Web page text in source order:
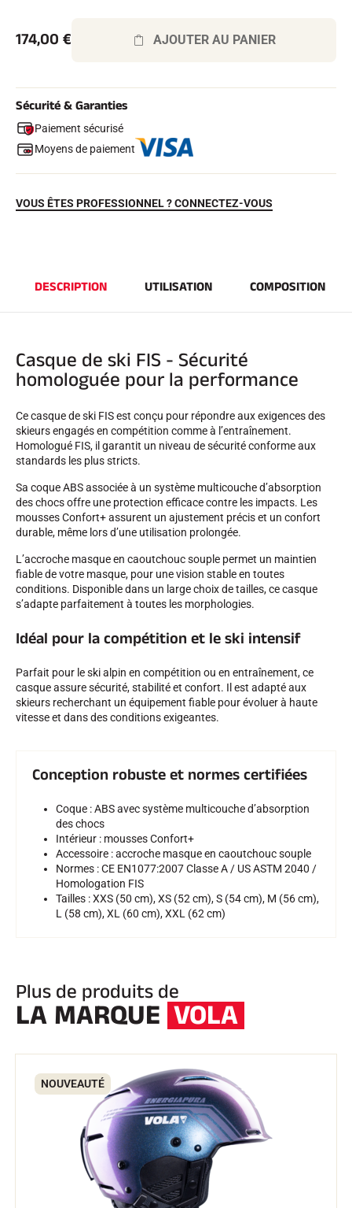
MULTI-SPORTS
SKI COMPÉTITION
SKI TOUT TERRAIN
SKI DE FOND
174,00 € AJOUTER AU PANIER
Sécurité & Garanties
Paiement sécurisé
Moyens de paiement
VOUS ÊTES PROFESSIONNEL ? CONNECTEZ-VOUS
DESCRIPTION UTILISATION COMPOSITION
Casque de ski FIS - Sécurité
homologuée pour la performance
Ce casque de ski FIS est conçu pour répondre aux exigences des
skieurs engagés en compétition comme à l’entraînement.
Homologué FIS, il garantit un niveau de sécurité conforme aux
standards les plus stricts.
Sa coque ABS associée à un système multicouche d’absorption
des chocs offre une protection efficace contre les impacts. Les
mousses Confort+ assurent un ajustement précis et un confort
durable, même lors d’une utilisation prolongée.
L’accroche masque en caoutchouc souple permet un maintien
fiable de votre masque, pour une vision stable en toutes
conditions. Disponible dans un large choix de tailles, ce casque
s’adapte parfaitement à toutes les morphologies.
Idéal pour la compétition et le ski intensif
Parfait pour le ski alpin en compétition ou en entraînement, ce
casque assure sécurité, stabilité et confort. Il est adapté aux
skieurs recherchant un équipement fiable pour évoluer à haute
vitesse et dans des conditions exigeantes.
Conception robuste et normes certifiées
Coque : ABS avec système multicouche d’absorption
des chocs
Intérieur : mousses Confort+
Accessoire : accroche masque en caoutchouc souple
Normes : CE EN1077:2007 Classe A / US ASTM 2040 /
Homologation FIS
Tailles : XXS (50 cm), XS (52 cm), S (54 cm), M (56 cm),
L (58 cm), XL (60 cm), XXL (62 cm)
Plus de produits de
LA MARQUE VOLA
NOUVEAUTÉ